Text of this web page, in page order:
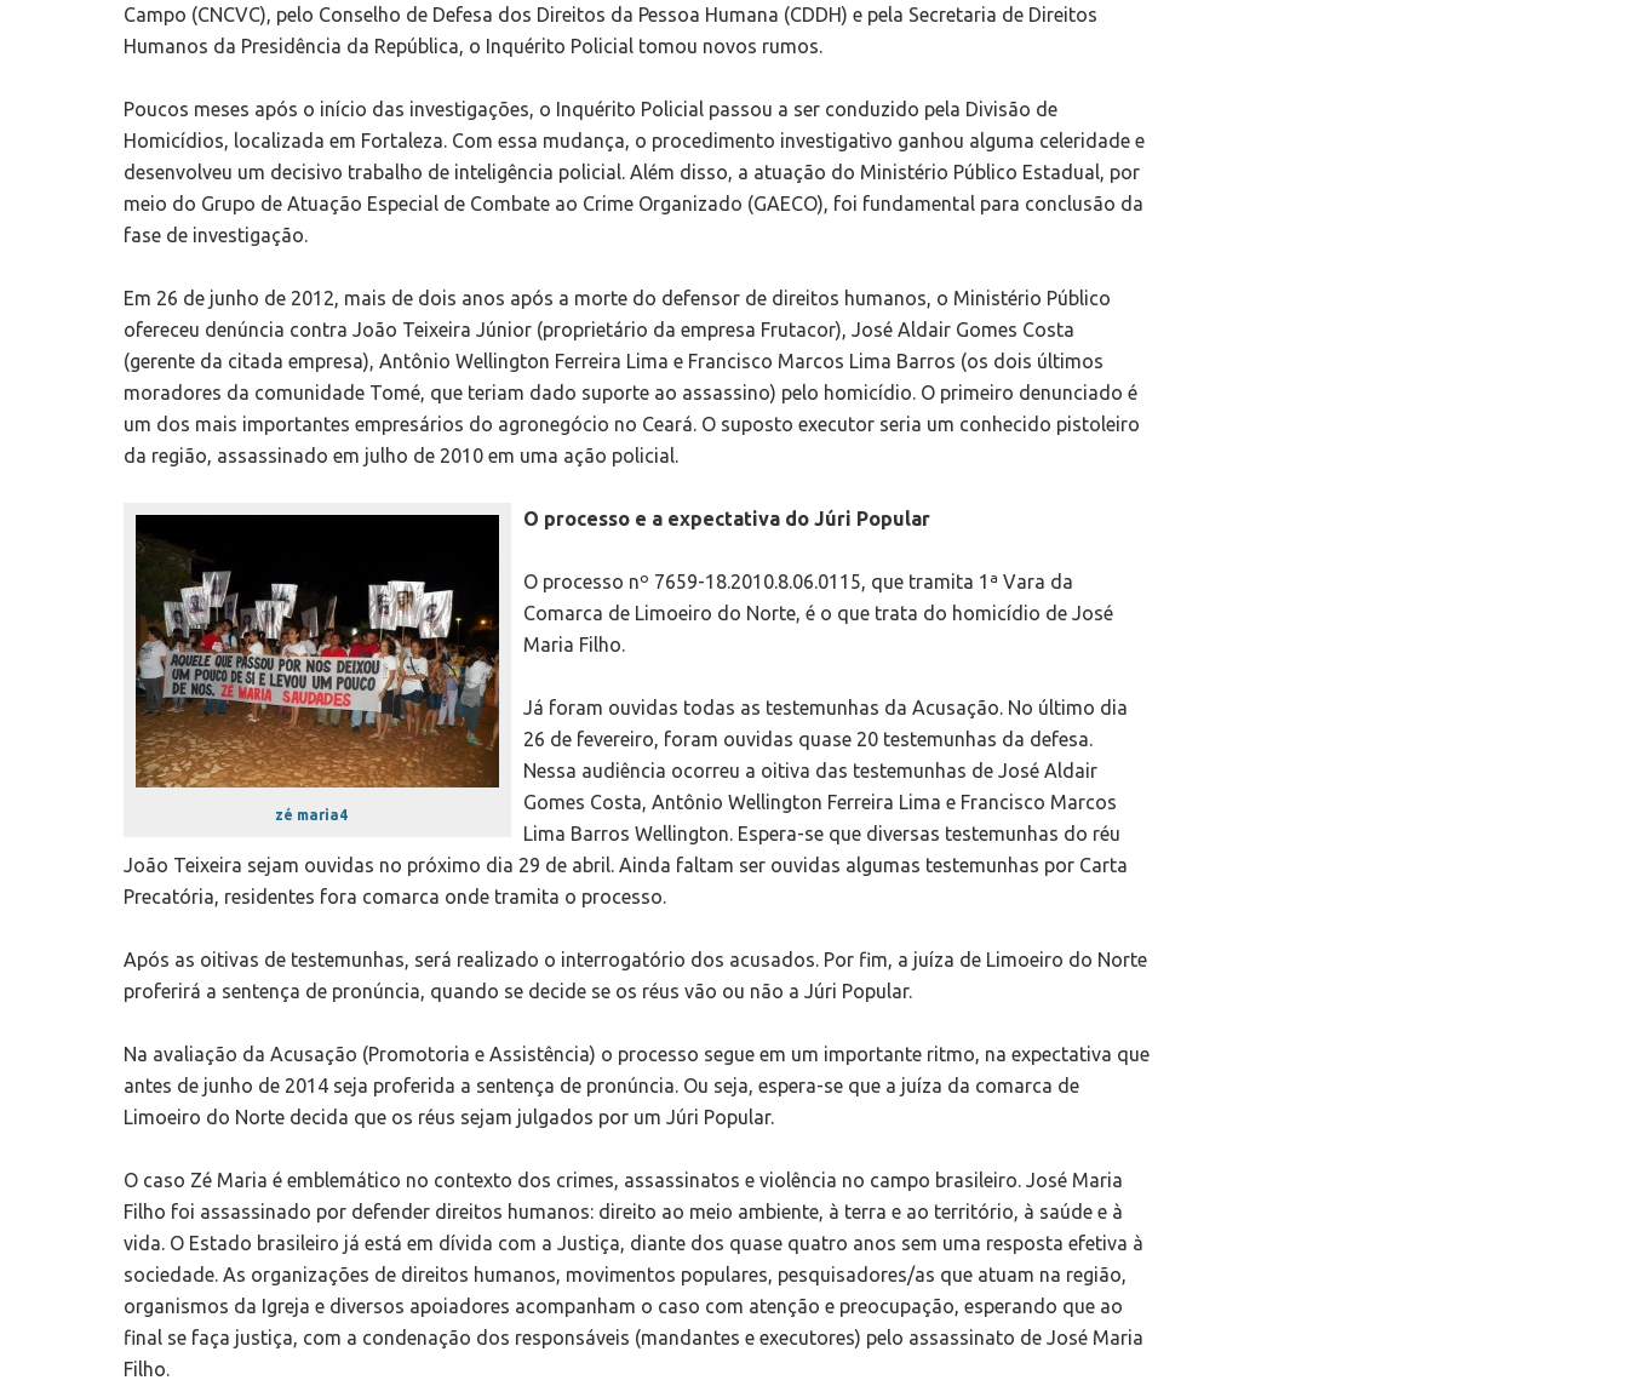
Campo (CNCVC), pelo Conselho de Defesa dos Direitos da Pessoa Humana (CDDH) e pela Secretaria de Direitos
Humanos da Presidência da República, o Inquérito Policial tomou novos rumos.
Poucos meses após o início das investigações, o Inquérito Policial passou a ser conduzido pela Divisão de
Homicídios, localizada em Fortaleza. Com essa mudança, o procedimento investigativo ganhou alguma celeridade e
desenvolveu um decisivo trabalho de inteligência policial. Além disso, a atuação do Ministério Público Estadual, por
meio do Grupo de Atuação Especial de Combate ao Crime Organizado (GAECO), foi fundamental para conclusão da
fase de investigação.
Em 26 de junho de 2012, mais de dois anos após a morte do defensor de direitos humanos, o Ministério Público
ofereceu denúncia contra João Teixeira Júnior (proprietário da empresa Frutacor), José Aldair Gomes Costa
(gerente da citada empresa), Antônio Wellington Ferreira Lima e Francisco Marcos Lima Barros (os dois últimos
moradores da comunidade Tomé, que teriam dado suporte ao assassino) pelo homicídio. O primeiro denunciado é
um dos mais importantes empresários do agronegócio no Ceará. O suposto executor seria um conhecido pistoleiro
da região, assassinado em julho de 2010 em uma ação policial.
zé maria4
O processo e a expectativa do Júri Popular
O processo nº 7659-18.2010.8.06.0115, que tramita 1ª Vara da
Comarca de Limoeiro do Norte, é o que trata do homicídio de José
Maria Filho.
Já foram ouvidas todas as testemunhas da Acusação. No último dia
26 de fevereiro, foram ouvidas quase 20 testemunhas da defesa.
Nessa audiência ocorreu a oitiva das testemunhas de José Aldair
Gomes Costa, Antônio Wellington Ferreira Lima e Francisco Marcos
Lima Barros Wellington. Espera-se que diversas testemunhas do réu
João Teixeira sejam ouvidas no próximo dia 29 de abril. Ainda faltam ser ouvidas algumas testemunhas por Carta
Precatória, residentes fora comarca onde tramita o processo.
Após as oitivas de testemunhas, será realizado o interrogatório dos acusados. Por fim, a juíza de Limoeiro do Norte
proferirá a sentença de pronúncia, quando se decide se os réus vão ou não a Júri Popular.
Na avaliação da Acusação (Promotoria e Assistência) o processo segue em um importante ritmo, na expectativa que
antes de junho de 2014 seja proferida a sentença de pronúncia. Ou seja, espera-se que a juíza da comarca de
Limoeiro do Norte decida que os réus sejam julgados por um Júri Popular.
O caso Zé Maria é emblemático no contexto dos crimes, assassinatos e violência no campo brasileiro. José Maria
Filho foi assassinado por defender direitos humanos: direito ao meio ambiente, à terra e ao território, à saúde e à
vida. O Estado brasileiro já está em dívida com a Justiça, diante dos quase quatro anos sem uma resposta efetiva à
sociedade. As organizações de direitos humanos, movimentos populares, pesquisadores/as que atuam na região,
organismos da Igreja e diversos apoiadores acompanham o caso com atenção e preocupação, esperando que ao
final se faça justiça, com a condenação dos responsáveis (mandantes e executores) pelo assassinato de José Maria
Filho.